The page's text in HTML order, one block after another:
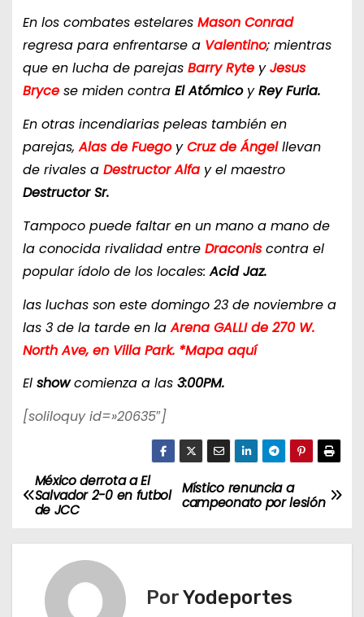
En los combates estelares Mason Conrad
regresa para enfrentarse a Valentino; mientras
que en lucha de parejas Barry RyteyJesus
Brycese miden contra El AtómicoyRey Furia.
En otras incendiarias peleas también en
parejas,Alas de FuegoyCruz de Ángelllevan
de rivales a Destructor Alfay el maestro
Destructor Sr.
Tampoco puede faltar en un mano a mano de
la conocida rivalidad entre Draconiscontra el
popular ídolo de los locales:Acid Jaz.
las luchas son este domingo 23 de noviembre a
las 3 de la tarde en laArena GALLI de 270 W.
North Ave, en Villa Park. *Mapa aquí
El showcomienza a las 3:00PM.
[soliloquy id=»20635″]
N
a
Místico renuncia a
campeonato por lesión
México derrota a El
Salvador 2-0 en futbol
de JCC
PorYodeportes